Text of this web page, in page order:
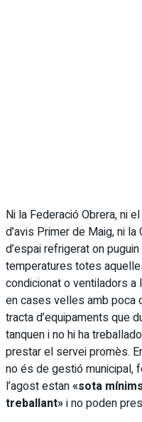
Ni la Federació Obrera, ni
d’avis Primer de Maig, ni
d’espai refrigerat on
temperatures totes
condicionat o ventiladors a
en cases velles amb poca
tracta d’equipaments que
tanquen i no hi ha
prestar el servei promès.
no és de gestió municipal,
l’agost estan«sota
treballant»i no poden